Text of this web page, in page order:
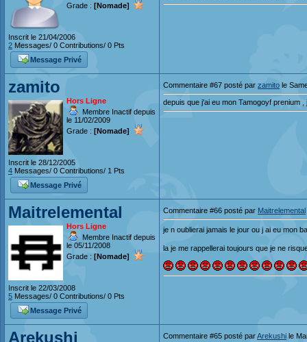
Grade : [Nomade]
Inscrit le 21/04/2006
2 Messages/ 0 Contributions/ 0 Pts
Message Privé
zamito
Hors Ligne
Membre Inactif depuis
le 11/02/2009
Grade : [Nomade]
Inscrit le 28/12/2005
4 Messages/ 0 Contributions/ 1 Pts
Message Privé
Commentaire #67 posté par zamito le
depuis que j'ai eu mon Tamogoyf prenium
Maitrelemental
Hors Ligne
Membre Inactif depuis
le 05/11/2008
Grade : [Nomade]
Inscrit le 22/03/2008
5 Messages/ 0 Contributions/ 0 Pts
Message Privé
Commentaire #66 posté par Maitrelemental
je n oublierai jamais le jour ou j ai eu mon
la je me rappellerai toujours que je ne
Arekushi Commentaire #65 posté parArekushi le